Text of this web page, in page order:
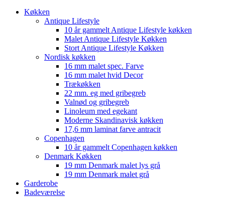
Køkken
Antique Lifestyle
10 år gammelt Antique Lifestyle køkken
Malet Antique Lifestyle Køkken
Stort Antique Lifestyle Køkken
Nordisk køkken
16 mm malet spec. Farve
16 mm malet hvid Decor
Trækøkken
22 mm. eg med gribegreb
Valnød og gribegreb
Linoleum med egekant
Moderne Skandinavisk køkken
17,6 mm laminat farve antracit
Copenhagen
10 år gammelt Copenhagen køkken
Denmark Køkken
19 mm Denmark malet lys grå
19 mm Denmark malet grå
Garderobe
Badeværelse